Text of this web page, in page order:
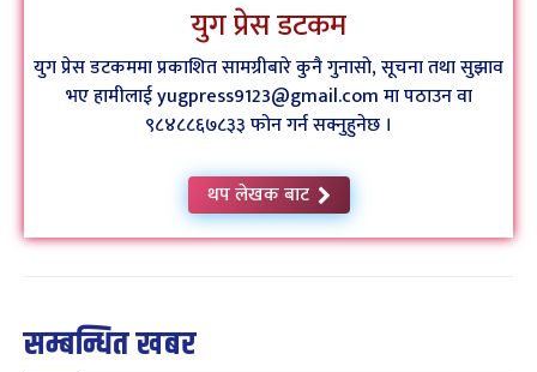
युग प्रेस डटकम
युग प्रेस डटकममा प्रकाशित सामग्रीबारे कुनै गुनासो, सूचना तथा सुझाव
भए हामीलाई yugpress9123@gmail.com मा पठाउन वा
९८४८८६७८३३ फोन गर्न सक्नुहुनेछ ।
थप लेखक बाट
सम्बन्धित खबर